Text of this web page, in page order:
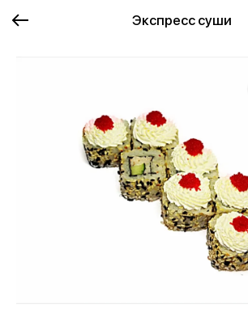
Экспресс суши